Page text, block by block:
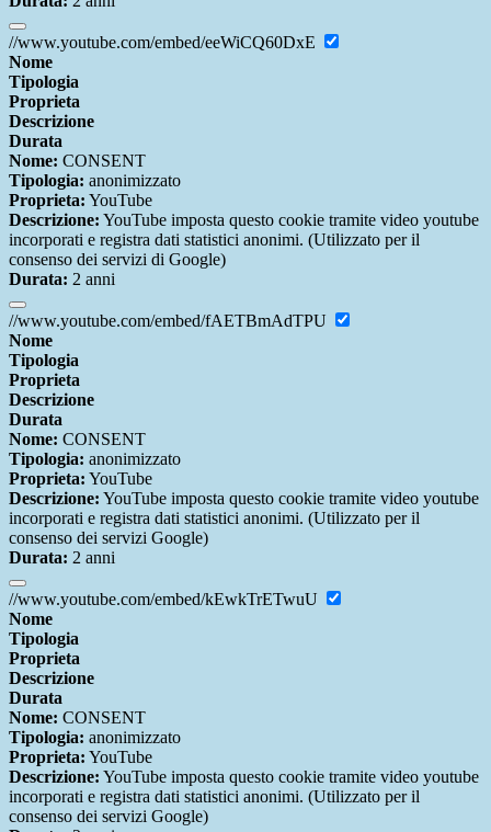
//www.youtube.com/embed/eeWiCQ60DxE
Nome
Tipologia
Proprieta
Descrizione
Durata
Nome: CONSENT
Tipologia: anonimizzato
Proprieta: YouTube
Descrizione: YouTube imposta questo cookie tramite video youtube
incorporati e registra dati statistici anonimi. (Utilizzato per il
consenso dei servizi di Google)
Durata: 2 anni
//www.youtube.com/embed/fAETBmAdTPU
Nome
Tipologia
Proprieta
Descrizione
Durata
Nome: CONSENT
Tipologia: anonimizzato
Proprieta: YouTube
Descrizione: YouTube imposta questo cookie tramite video youtube
incorporati e registra dati statistici anonimi. (Utilizzato per il
consenso dei servizi Google)
Durata: 2 anni
//www.youtube.com/embed/kEwkTrETwuU
Nome
Tipologia
Proprieta
Descrizione
Durata
Nome: CONSENT
Tipologia: anonimizzato
Proprieta: YouTube
Descrizione: YouTube imposta questo cookie tramite video youtube
incorporati e registra dati statistici anonimi. (Utilizzato per il
consenso dei servizi Google)